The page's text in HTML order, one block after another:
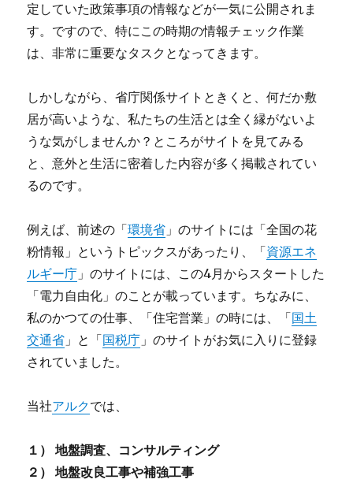
定していた政策事項の情報などが一気に公開されま
す。ですので、特にこの時期の情報チェック作業
は、非常に重要なタスクとなってきます。
しかしながら、省庁関係サイトときくと、何だか敷
居が高いような、私たちの生活とは全く縁がないよ
うな気がしませんか？ところがサイトを見てみる
と、意外と生活に密着した内容が多く掲載されてい
るのです。
例えば、前述の「環境省 」のサイトには「全国の花
粉情報」というトピックスがあったり、「資源エネ
ルギー庁 」のサイトには、この4月からスタートした
「電力自由化」のことが載っています。ちなみに、
私のかつての仕事、「住宅営業」の時には、「国土
交通省 」と「国税庁 」のサイトがお気に入りに登録
されていました。
当社アルクでは、
１） 地盤調査、コンサルティング
２） 地盤改良工事や補強工事